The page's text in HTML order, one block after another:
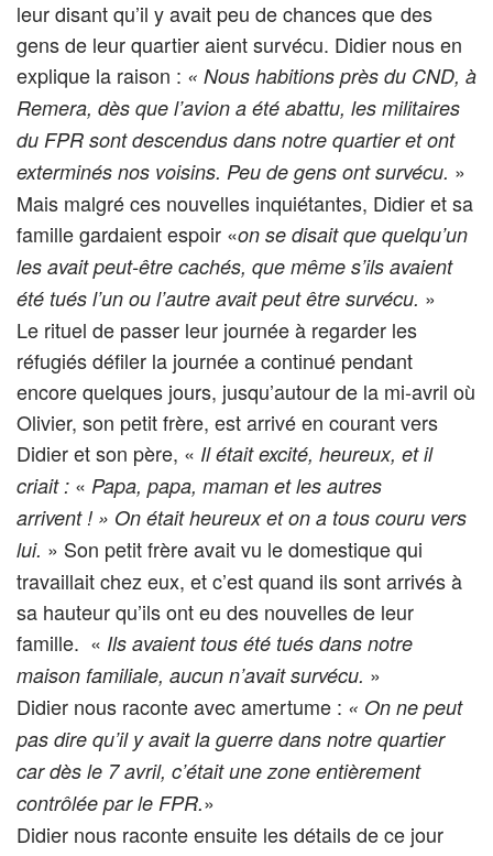
leur disant qu’il y avait peu de chances que des
gens de leur quartier aient survécu. Didier nous en
explique la raison : « Nous habitions près du CND, à
Remera, dès que l’avion a été abattu, les militaires
du FPR sont descendus dans notre quartier et ont
exterminés nos voisins. Peu de gens ont survécu. »
Mais malgré ces nouvelles inquiétantes, Didier et sa
famille gardaient espoir «on se disait que quelqu’un
les avait peut-être cachés, que même s’ils avaient
été tués l’un ou l’autre avait peut être survécu. »
Le rituel de passer leur journée à regarder les
réfugiés défiler la journée a continué pendant
encore quelques jours, jusqu’autour de la mi-avril où
Olivier, son petit frère, est arrivé en courant vers
Didier et son père, « Il était excité, heureux, et il
criait : « Papa, papa, maman et les autres
arrivent ! » On était heureux et on a tous couru vers
lui. » Son petit frère avait vu le domestique qui
travaillait chez eux, et c’est quand ils sont arrivés à
sa hauteur qu’ils ont eu des nouvelles de leur
famille. « Ils avaient tous été tués dans notre
maison familiale, aucun n’avait survécu. »
Didier nous raconte avec amertume : « On ne peut
pas dire qu’il y avait la guerre dans notre quartier
car dès le 7 avril, c’était une zone entièrement
contrôlée par le FPR.»
Didier nous raconte ensuite les détails de ce jour